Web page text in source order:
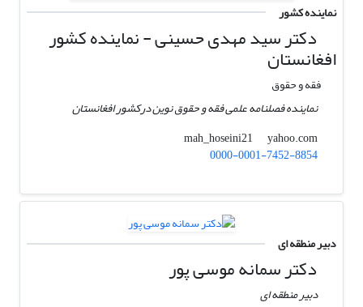
نماینده کشور
دکتر سید مهدی حسینی - نماینده کشور
افغانستان
فقه و حقوق
نماینده فصلنامه علمی فقه و حقوق نوین درکشور افغانستان
mah_hoseini21
yahoo.com
0000-0001-7452-8854
دبیر منطقه ای
دکتر سمانه موسی پور
دبیر منطقه ای